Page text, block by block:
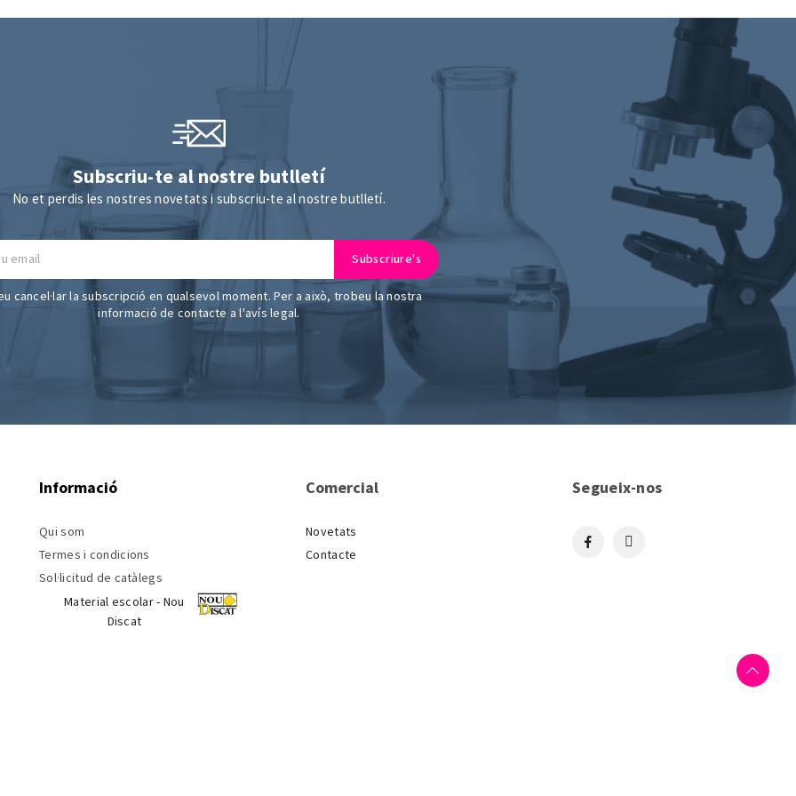
Subscriu-te al nostre butlletí
No et perdis les nostres novetats i subscriu-te al nostre butlletí.
cancel·lar la subscripció en qualsevol moment. Per a això, trobeu la nostra
informació de contacte a l'avís legal.
Informació
Qui som
Termes i condicions
Sol·licitud de catàlegs
Material escolar - Nou
Discat
Comercial
Novetats
Contacte
Segueix-nos